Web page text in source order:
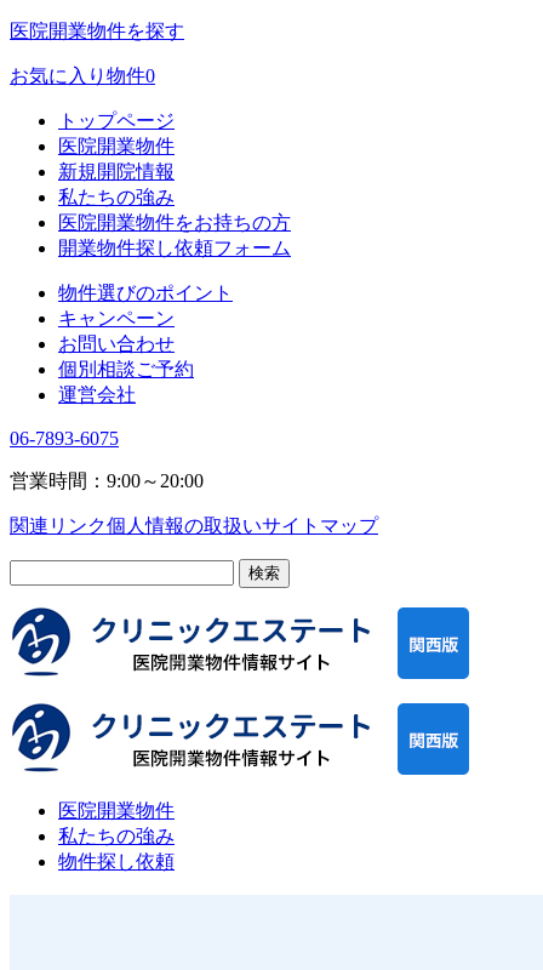
医院開業物件を探す
お気に入り物件0
トップページ
医院開業物件
新規開院情報
私たちの強み
医院開業物件をお持ちの方
開業物件探し依頼フォーム
物件選びのポイント
キャンペーン
お問い合わせ
個別相談ご予約
運営会社
06-7893-6075
営業時間：9:00～20:00
関連リンク個人情報の取扱いサイトマップ
医院開業物件
私たちの強み
物件探し依頼